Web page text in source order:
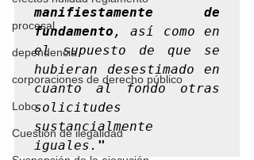
procesal
dependencia
corporaciones de derecho público
Lobo
Cuestión de ilegalidad
manifiestamente de
fundamento , así como en
el supuesto de que se
hubieran desestimado en
cuanto al fondo otras
solicitudes
sustancialmente
iguales. "